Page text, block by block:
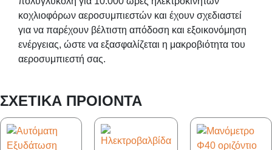
κοχλιοφόρων αεροσυμπιεστών και έχουν σχεδιαστεί
για να παρέχουν βέλτιστη απόδοση και εξοικονόμηση
ενέργειας, ώστε να εξασφαλίζεται η μακροβιότητα του
αεροσυμπιεστή σας.
ΣΧΕΤΙΚΆ ΠΡΟΙΌΝΤΑ